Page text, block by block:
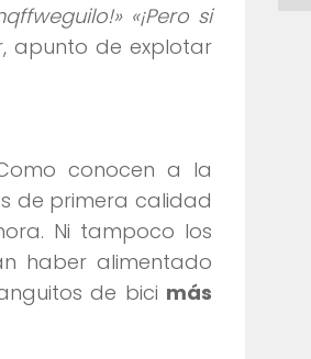
«¡Pero si
apunto de explotar
conocen a la
de primera calidad
Ni tampoco los
haber alimentado
de bici más